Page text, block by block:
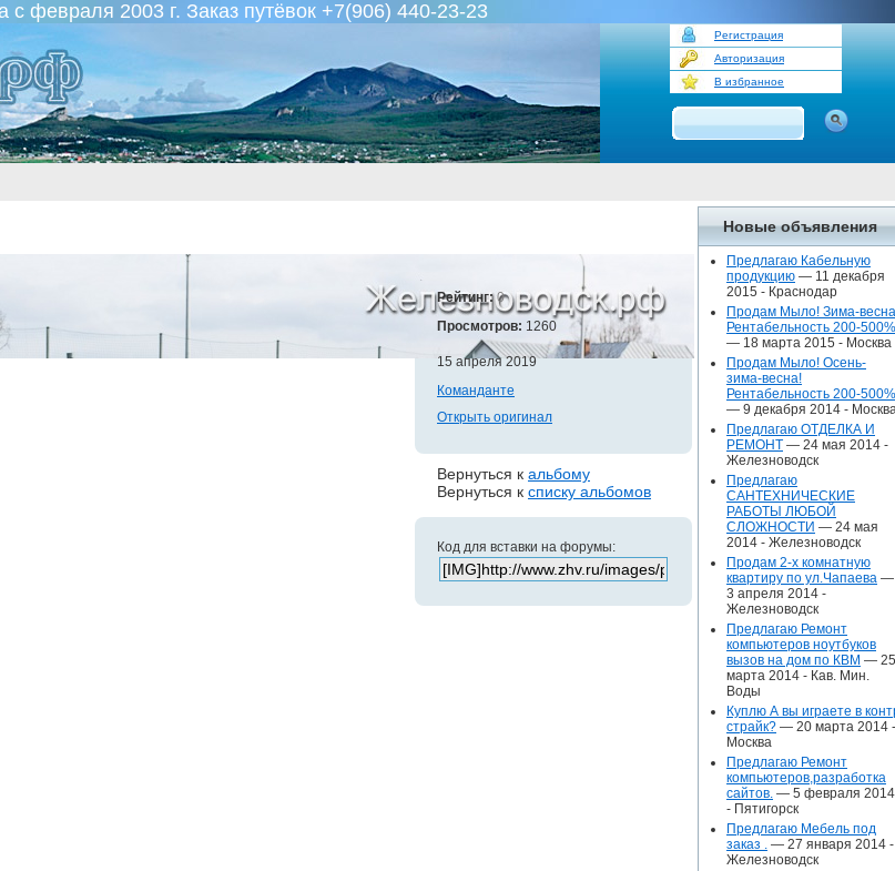
февраля 2003 г. Заказ путёвок +7(906) 440-23-23
Регистрация
Авторизация
В избранное
Рейтинг:0
Просмотров: 1260
15 апреля 2019
Команданте
Открыть оригинал
Вернуться к альбому
Вернуться к списку альбомов
Код для вставки на форумы:
Новые объявления
Предлагаю Кабельную
продукцию — 11 декабря
2015 - Краснодар
Продам Мыло! Зима-
Рентабельность 200-
— 18 марта 2015 - Москва
Продам Мыло! Осень-
зима-весна!
Рентабельность 200-
— 9 декабря 2014 -
Предлагаю ОТДЕЛКА И
РЕМОНТ — 24 мая 2014 -
Железноводск
Предлагаю
САНТЕХНИЧЕСКИЕ
РАБОТЫ ЛЮБОЙ
СЛОЖНОСТИ — 24 мая
2014 - Железноводск
Продам 2-х комнатную
квартиру по ул.Чапаева —
3 апреля 2014 -
Железноводск
Предлагаю Ремонт
компьютеров ноутбуков
вызов на дом по КВМ — 25
марта 2014 - Кав. Мин.
Воды
Куплю А вы играете в
страйк? — 20 марта 2014 -
Москва
Предлагаю Ремонт
компьютеров,разработка
сайтов. — 5 февраля 2014
- Пятигорск
Предлагаю Мебель под
заказ . — 27 января 2014 -
Железноводск